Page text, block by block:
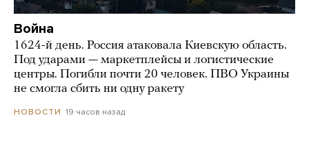
Война
1624-й день. Россия атаковала Киевскую область.
Под ударами — маркетплейсы и логистические
центры. Погибли почти 20 человек. ПВО Украины
не смогла сбить ни одну ракету
НОВОСТИ 19 часов назад